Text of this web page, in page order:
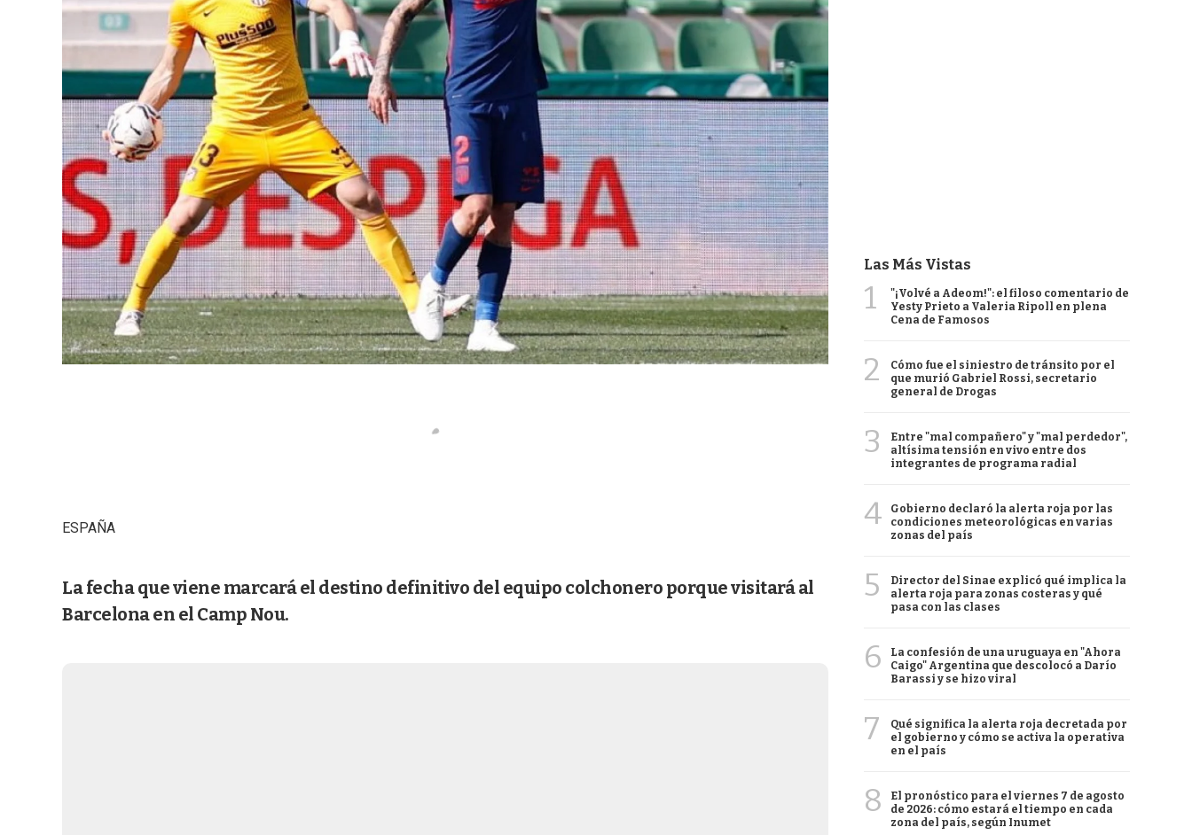
ESPAÑA
La fecha que viene marcará el destino definitivo del equipo colchonero porque visitará al
Barcelona en el Camp Nou.
Las Más Vistas
1
"¡Volvé a Adeom!": el filoso comentario de
Yesty Prieto a Valeria Ripoll en plena
Cena de Famosos
2
Cómo fue el siniestro de tránsito por el
que murió Gabriel Rossi, secretario
general de Drogas
3
Entre "mal compañero" y "mal perdedor",
altísima tensión en vivo entre dos
integrantes de programa radial
4
Gobierno declaró la alerta roja por las
condiciones meteorológicas en varias
zonas del país
5
Director del Sinae explicó qué implica la
alerta roja para zonas costeras y qué
pasa con las clases
6
La confesión de una uruguaya en "Ahora
Caigo" Argentina que descolocó a Darío
Barassi y se hizo viral
7
Qué significa la alerta roja decretada por
el gobierno y cómo se activa la operativa
en el país
8
El pronóstico para el viernes 7 de agosto
de 2026: cómo estará el tiempo en cada
zona del país, según Inumet